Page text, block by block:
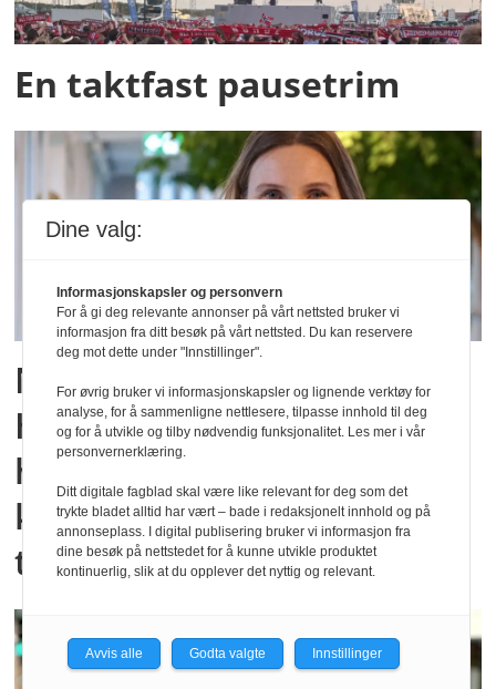
En taktfast pausetrim
Ny doktorgrad:
Hjemmebasert
hjerneslagsrehabilitering
kan gi like god effekt som
tradisjonell oppfølging
Dine valg:
Informasjonskapsler og personvern
For å gi deg relevante annonser på vårt nettsted bruker vi
informasjon fra ditt besøk på vårt nettsted. Du kan reservere
deg mot dette under "Innstillinger".
For øvrig bruker vi informasjonskapsler og lignende verktøy for
analyse, for å sammenligne nettlesere, tilpasse innhold til deg
og for å utvikle og tilby nødvendig funksjonalitet. Les mer i vår
personvernerklæring.
Ditt digitale fagblad skal være like relevant for deg som det
trykte bladet alltid har vært – bade i redaksjonelt innhold og på
annonseplass. I digital publisering bruker vi informasjon fra
dine besøk på nettstedet for å kunne utvikle produktet
kontinuerlig, slik at du opplever det nyttig og relevant.
Avvis alle Godta valgte Innstillinger